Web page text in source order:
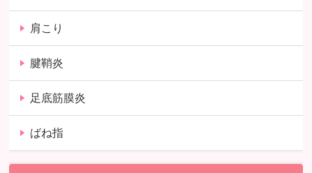
肩こり
腱鞘炎
足底筋膜炎
ばね指